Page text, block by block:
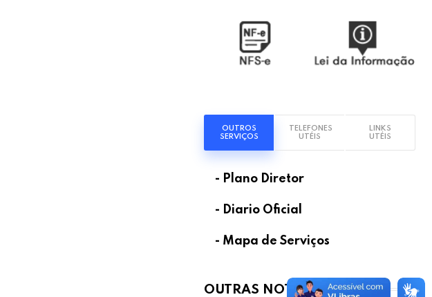
OUTROS
SERVIÇOS
TELEFONES
UTÉIS
LINKS
UTÉIS
- Plano Diretor
- Diario Oficial
- Mapa de Serviços
OUTRAS NOTÍCIAS